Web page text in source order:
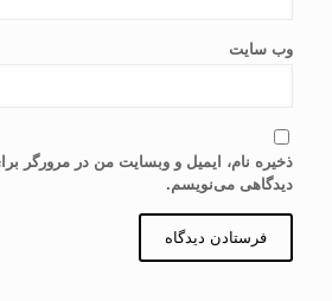
وب‌ سایت
ذخیره نام، ایمیل و وبسایت من در مرورگر
دیدگاهی می‌نویسم.